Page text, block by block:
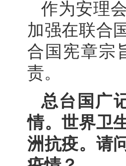
作为安理
加强在联合
合国宪章宗
责。
总台国广
情。世界卫
洲抗疫。请